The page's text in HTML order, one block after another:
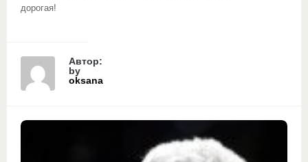
дорогая!
Автор:
by
oksana